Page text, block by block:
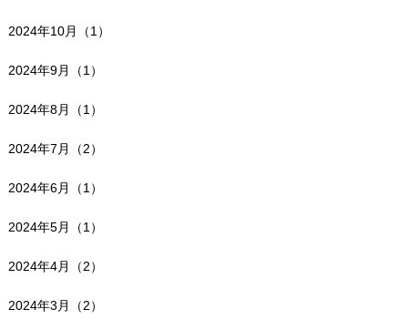
2024年10月（1）
2024年9月（1）
2024年8月（1）
2024年7月（2）
2024年6月（1）
2024年5月（1）
2024年4月（2）
2024年3月（2）